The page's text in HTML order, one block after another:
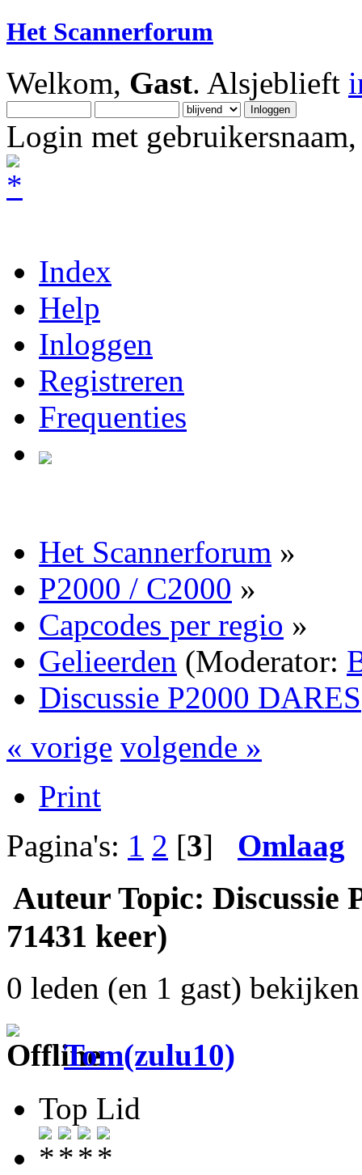
Het Scannerforum
Welkom, Gast. Alsjeblieft
Login met
Index
Help
Inloggen
Registreren
Frequenties
Het Scannerforum »
P2000 / C2000 »
Capcodes per regio »
Gelieerden (Moderator:
Discussie P2000 DARES
« vorige volgende »
Print
Pagina's: 1 2 [3] Omlaag
Auteur Topic: Discussie
71431 keer)
0 leden (en 1 gast)
Tom(zulu10)
Top Lid